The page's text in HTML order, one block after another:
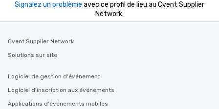
Signalez un problème avec ce profil de lieu au Cvent Supplier
Network.
Cvent Supplier Network
Solutions sur site
Logiciel de gestion d'événement
Logiciel d'inscription aux événements
Applications d'événements mobiles